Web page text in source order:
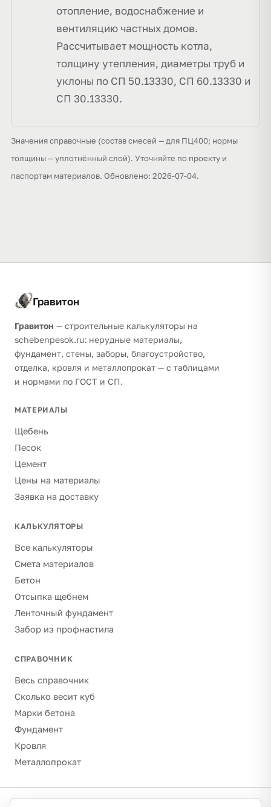
отопление, водоснабжение и
вентиляцию частных домов.
Рассчитывает мощность котла,
толщину утепления, диаметры труб и
уклоны по СП 50.13330, СП 60.13330 и
СП 30.13330.
Значения справочные (состав смесей — для ПЦ400; нормы
толщины — уплотнённый слой). Уточняйте по проекту и
паспортам материалов. Обновлено: 2026-07-04.
Гравитон
Гравитон — строительные калькуляторы на
schebenpesok.ru: нерудные материалы,
фундамент, стены, заборы, благоустройство,
отделка, кровля и металлопрокат — с таблицами
и нормами по ГОСТ и СП.
МАТЕРИАЛЫ
Щебень
Песок
Цемент
Цены на материалы
Заявка на доставку
КАЛЬКУЛЯТОРЫ
Все калькуляторы
Смета материалов
Бетон
Отсыпка щебнем
Ленточный фундамент
Забор из профнастила
СПРАВОЧНИК
Весь справочник
Сколько весит куб
Марки бетона
Фундамент
Кровля
Металлопрокат